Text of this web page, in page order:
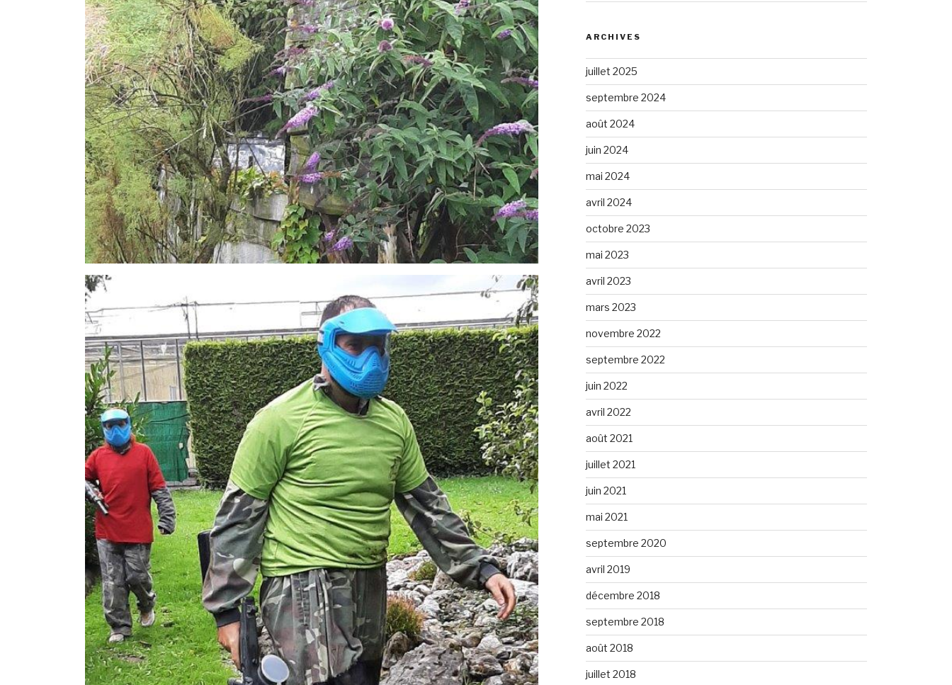
ARCHIVES
juillet 2025
septembre 2024
août 2024
juin 2024
mai 2024
avril 2024
octobre 2023
mai 2023
avril 2023
mars 2023
novembre 2022
septembre 2022
juin 2022
avril 2022
août 2021
juillet 2021
juin 2021
mai 2021
septembre 2020
avril 2019
décembre 2018
septembre 2018
août 2018
juillet 2018